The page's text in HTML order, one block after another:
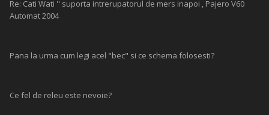
Re: Cati Wati '' suporta intrerupatorul de mers inapoi , Pajero V60
Automat 2004
Pana la urma cum legi acel "bec" si ce schema folosesti?
Ce fel de releu este nevoie?